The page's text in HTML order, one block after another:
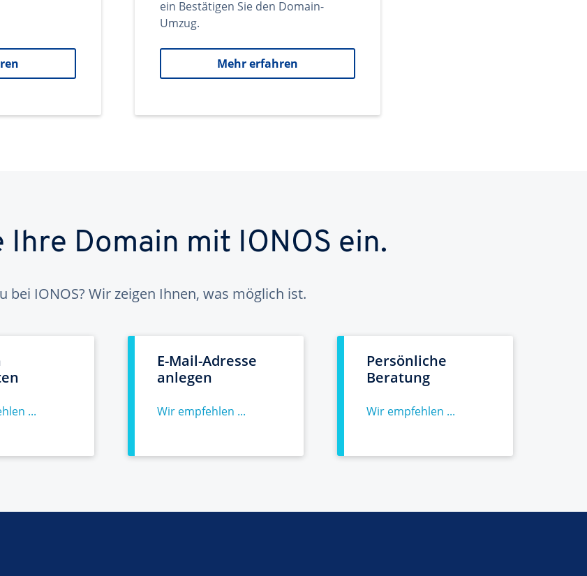
ein Bestätigen Sie den Domain-
Umzug.
Mehr erfahren
Ihre Domain mit IONOS ein.
bei IONOS? Wir zeigen Ihnen, was möglich ist.
...
E-Mail-Adresse
anlegen
Wir empfehlen ...
Persönliche
Beratung
Wir empfehlen ...